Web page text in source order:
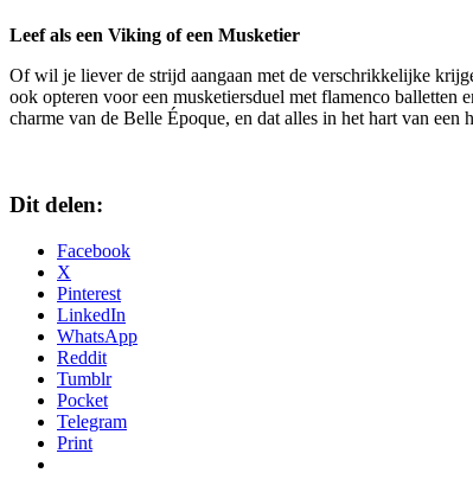
Leef als een Viking of een Musketier
Of wil je liever de strijd aangaan met de verschrikkelijke
ook opteren voor een musketiersduel met flamenco balletten
charme van de Belle Époque, en dat alles in het hart van een
Dit delen:
Facebook
X
Pinterest
LinkedIn
WhatsApp
Reddit
Tumblr
Pocket
Telegram
Print